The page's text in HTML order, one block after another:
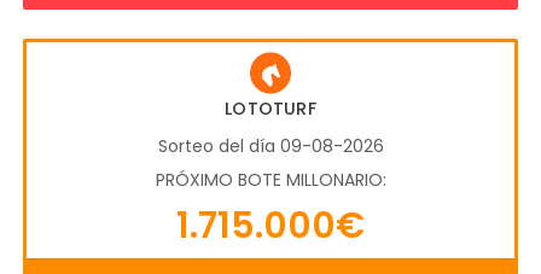
LOTOTURF
Sorteo del día 09-08-2026
PRÓXIMO BOTE MILLONARIO:
1.715.000€